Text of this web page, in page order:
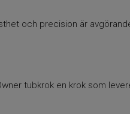
och precision är
tubkrok en krok som